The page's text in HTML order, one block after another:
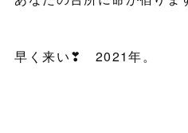
早く来い❣ 2021年。